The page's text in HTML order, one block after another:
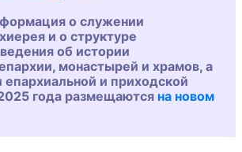
о служении
и о структуре
об истории
монастырей и храмов, а
епархиальной и приходской
года размещаются на новом